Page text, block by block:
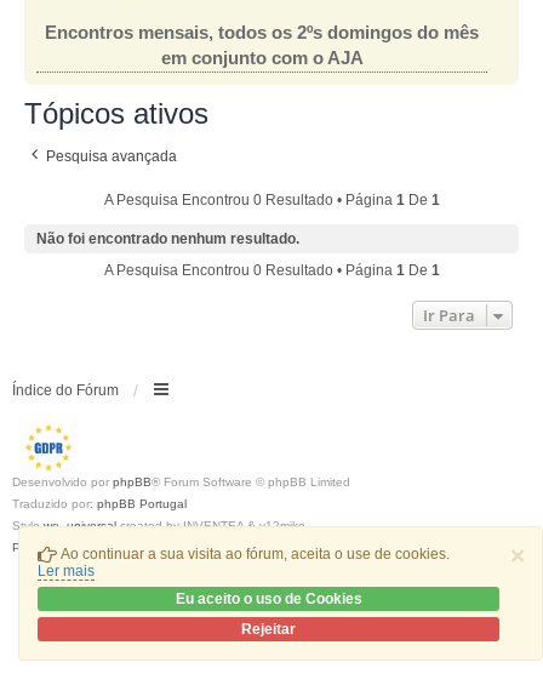
×
Ao continuar a sua visita ao fórum, aceita o use de cookies.
Ler mais
Eu aceito o uso de Cookies
Rejeitar
Encontros mensais, todos os 2ºs domingos do mês
em conjunto com o AJA
Tópicos ativos
Pesquisa avançada
A Pesquisa Encontrou 0 Resultado • Página 1De 1
Não foi encontrado nenhum resultado.
A Pesquisa Encontrou 0 Resultado • Página 1De 1
Ir Para
Índice do Fórum
Desenvolvido por phpBB® Forum Software © phpBB Limited
Traduzido por: phpBB Portugal
Stylewe_universalcreated by INVENTEA & v12mike
Privacidade
Termos